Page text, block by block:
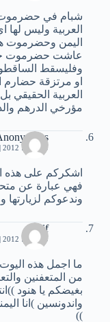
شبام في
العربية وليس لها
اليمن
عاشت حضرموت
وفليسقط
او مرتزقة حضارم
العربية الحقيقي
مؤرخي الدرهم
30 يوليو، 2012 | 2:39 ص
اشكركم على هذه
فهي عبارة عن
وندعوكم لزيارتها
saif
30 يوليو، 2012 | 9:12 ص
ما اجمل هذه
من المتعفنين
بغيضكم يا هنود
واندونسين )انا
))